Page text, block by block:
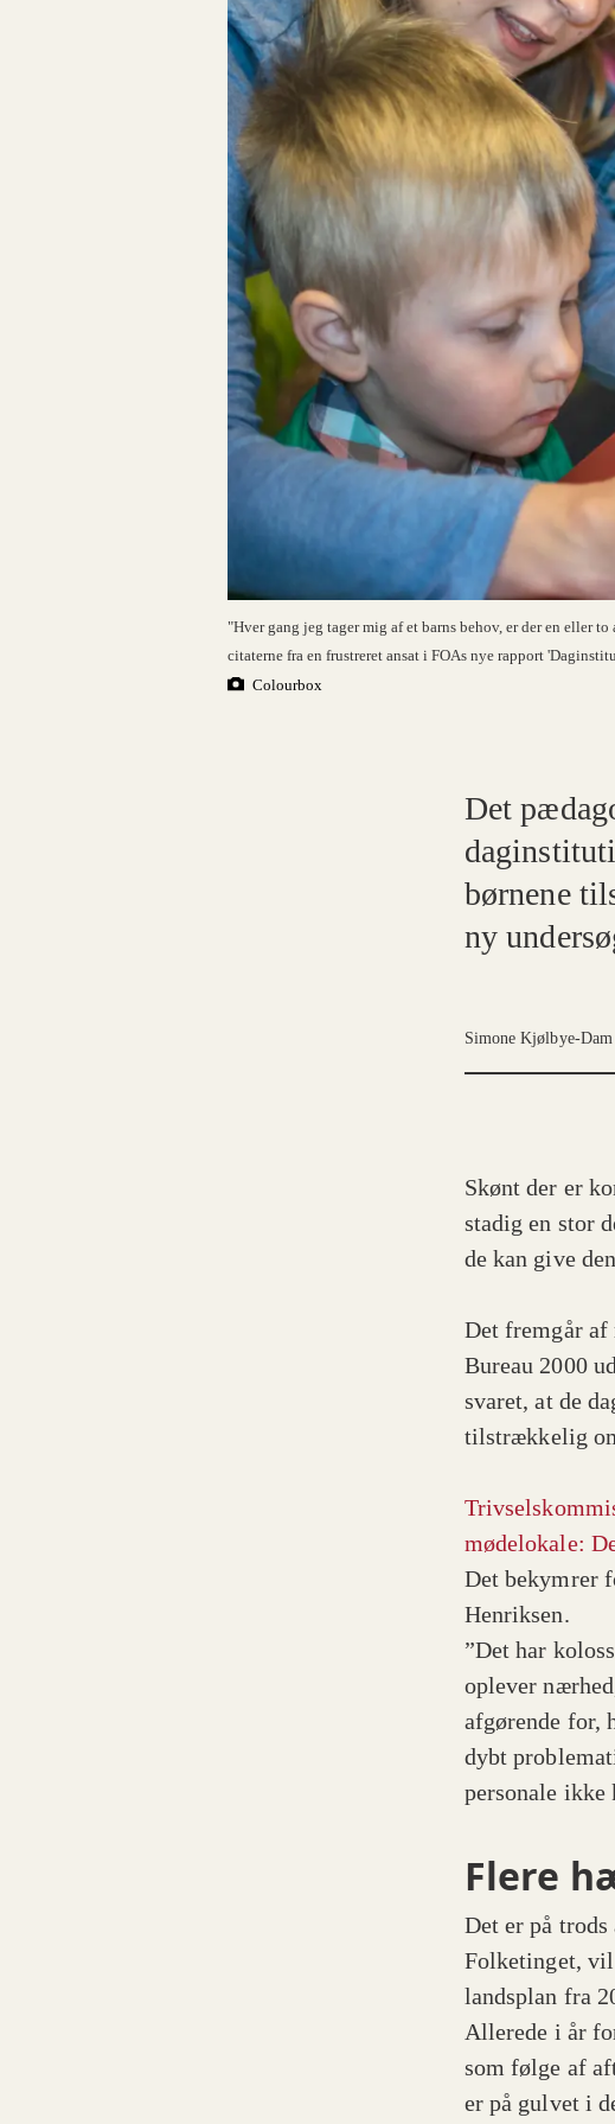
"Hver gang jeg tager mig af et barns behov, er der en eller
citaterne fra en frustreret ansat i FOAs nye rapport
Colourbox
Det
børnene
ny
Simone Kjølbye-Dam
Skønt der er
stadig en stor
de kan give
Det fremgår af
Bureau 2000
svaret, at de
tilstrækkelig
mødelokale:
Det bekymrer
Henriksen.
”Det har
oplever
afgørende for,
dybt
personale ikke
Flere
Det er på
Folketinget, vil
landsplan fra
Allerede i år
som følge af
er på gulvet i